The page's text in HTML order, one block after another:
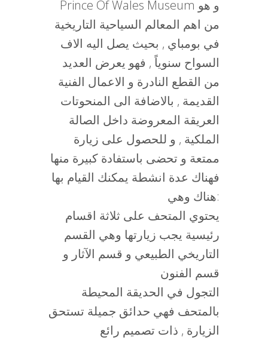
Prince Of Wales Museum و هو
من اهم المعالم السياحية التاريخية
في بومباي , بحيث يصل اليه الاف
السواح سنوياً , فهو يعرض العديد
من القطع النادرة و الاعمال الفنية
القديمة , بالاضافة الى المنحوتات
العريقة المعروضة داخل الصالة
الملكية , و للحصول على زيارة
ممتعة و تحضى باستفادة كبيرة منها
فهناك عدة انشطة يمكنك القيام بها
هناك وهي:
يحتوي المتحف على ثلاثة اقسام
رئيسية يجب زيارتها وهي القسم
التاريخي الطبيعي و قسم الآثار و
قسم الفنون
التجول في الحديقة المحيطة
بالمتحف فهي حدائق جميلة تستحق
الزيارة , ذات تصميم رائع